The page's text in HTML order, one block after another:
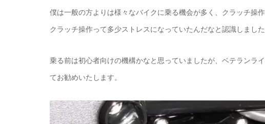
僕は一般の方よりは様々なバイクに乗る機会が多く、クラッチ操
クラッチ操作って多少ストレスになっていたんだなと認識しました
乗る前は初心者向けの機構かなと思っていましたが、ベテランラ
てお勧めいたします。